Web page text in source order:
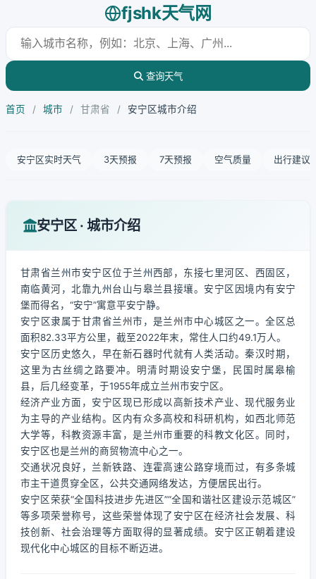
fjshk天气网
查询天气
首页 / 城市 / 甘肃省 / 安宁区城市介绍
安宁区实时天气 3天预报 7天预报 空气质量 出行建议
安宁区 · 城市介绍
甘肃省兰州市安宁区位于兰州西部，东接七里河区、西固区，
南临黄河，北靠九州台山与皋兰县接壤。安宁区因境内有安宁
堡而得名，“安宁”寓意平安宁静。
安宁区隶属于甘肃省兰州市，是兰州市中心城区之一。全区总
面积82.33平方公里，截至2022年末，常住人口约49.1万人。
安宁区历史悠久，早在新石器时代就有人类活动。秦汉时期，
这里为古丝绸之路要冲。明清时期设安宁堡，民国时属皋榆
县，后几经变革，于1955年成立兰州市安宁区。
经济产业方面，安宁区现已形成以高新技术产业、现代服务业
为主导的产业结构。区内有众多高校和科研机构，如西北师范
大学等，科教资源丰富，是兰州市重要的科教文化区。同时，
安宁区也是兰州的商贸物流中心之一。
交通状况良好，兰新铁路、连霍高速公路穿境而过，有多条城
市主干道贯穿全区，公共交通网络发达，方便居民出行。
安宁区荣获“全国科技进步先进区”“全国和谐社区建设示范城区”
等多项荣誉称号，这些荣誉体现了安宁区在经济社会发展、科
技创新、社会治理等方面取得的显著成绩。安宁区正朝着建设
现代化中心城区的目标不断迈进。